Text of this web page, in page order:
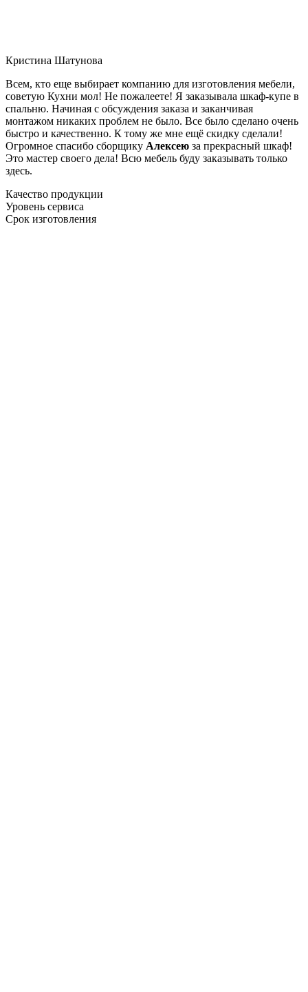
Кристина Шатунова
Всем, кто еще выбирает компанию для изготовления мебели,
советую Кухни мол! Не пожалеете! Я заказывала шкаф-купе в
спальню. Начиная с обсуждения заказа и заканчивая
монтажом никаких проблем не было. Все было сделано очень
быстро и качественно. К тому же мне ещё скидку сделали!
Огромное спасибо сборщику Алексею за прекрасный шкаф!
Это мастер своего дела! Всю мебель буду заказывать только
здесь.
Качество продукции
Уровень сервиса
Срок изготовления